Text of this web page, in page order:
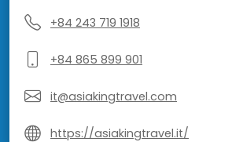
+84 243 719 1918
+84 865 899 901
it@asiakingtravel.com
https://asiakingtravel.it/